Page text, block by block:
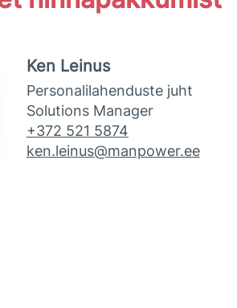
Ken Leinus
Personalilahenduste juht
Solutions Manager
+372 521 5874
ken.leinus@manpower.ee